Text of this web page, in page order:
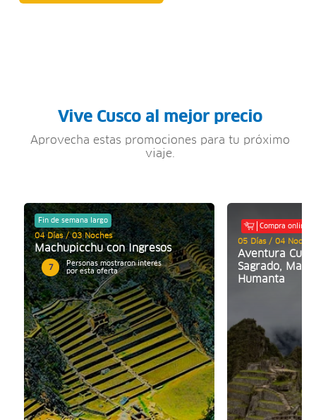
Vive Cusco al mejor precio
Aprovecha estas promociones para tu próximo
viaje.
Fin de semana largo
04 Días / 03 Noches
Machupicchu con Ingresos
7
Personas mostraron interés
por esta oferta
Compra online
05 Días / 04 Noches
Aventura
Sagrado,
Humanta